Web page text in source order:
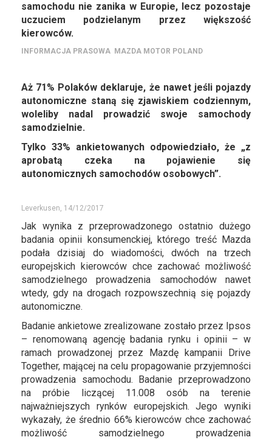
samochodu nie zanika w Europie, lecz pozostaje
uczuciem podzielanym przez większość
kierowców.
INFORMACJA PRASOWA MAZDA MOTOR POLAND
Aż 71% Polaków deklaruje, że nawet jeśli pojazdy
autonomiczne staną się zjawiskiem codziennym,
woleliby nadal prowadzić swoje samochody
samodzielnie.
Tylko 33% ankietowanych odpowiedziało, że „z
aprobatą czeka na pojawienie się
autonomicznych samochodów osobowych”.
Leverkusen, 14/12/2017
Jak wynika z przeprowadzonego ostatnio dużego
badania opinii konsumenckiej, którego treść Mazda
podała dzisiaj do wiadomości, dwóch na trzech
europejskich kierowców chce zachować możliwość
samodzielnego prowadzenia samochodów nawet
wtedy, gdy na drogach rozpowszechnią się pojazdy
autonomiczne.
Badanie ankietowe zrealizowane zostało przez Ipsos
– renomowaną agencję badania rynku i opinii – w
ramach prowadzonej przez Mazdę kampanii Drive
Together, mającej na celu propagowanie przyjemności
prowadzenia samochodu. Badanie przeprowadzono
na próbie liczącej 11.008 osób na terenie
najważniejszych rynków europejskich. Jego wyniki
wykazały, że średnio 66% kierowców chce zachować
możliwość samodzielnego prowadzenia